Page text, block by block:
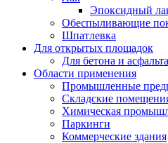
Эпоксидный
Обеспыливающие
Шпатлевка
Для открытых площадок
Для бетона и асфальта
Области применения
Промышленные
Складские
Химическая
Паркинги
Коммерческие здания